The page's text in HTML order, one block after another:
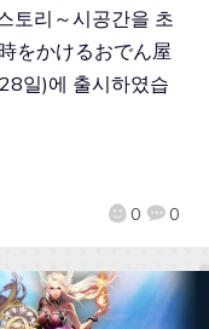
0 0
토리～시공간을 초
をかけるおでん屋
일)에 출시하였습